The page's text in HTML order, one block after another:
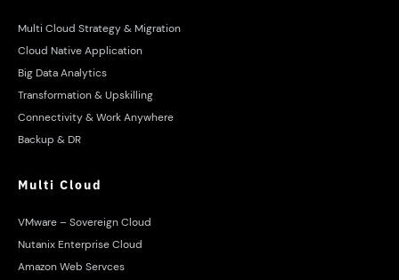
Multi Cloud Strategy & Migration
Cloud Native Application
Big Data Analytics
Transformation & Upskilling
Connectivity & Work Anywhere
Backup & DR
Multi Cloud
VMware – Sovereign Cloud
Nutanix Enterprise Cloud
Amazon Web Servces